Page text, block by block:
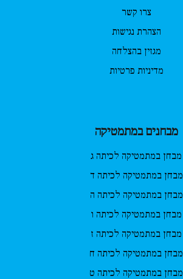
צרו קשר
הצהרת נגישות
מגזין בהצלחה
מדיניות פרטיות
מבחנים במתמטיקה
מבחן במתמטיקה לכיתה ג
מבחן במתמטיקה לכיתה ד
מבחן במתמטיקה לכיתה ה
מבחן במתמטיקה לכיתה ו
מבחן במתמטיקה לכיתה ז
מבחן במתמטיקה לכיתה ח
מבחן במתמטיקה לכיתה ט